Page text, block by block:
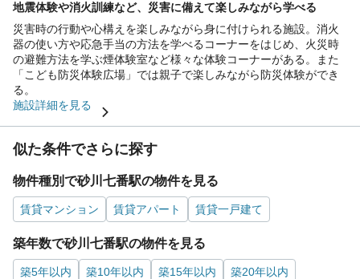
地震体験や消火訓練など、災害に備えて楽しみながら学べる
災害時の行動や心構えを楽しみながら身に付けられる施設。消火
器の使い方や応急手当の方法を学べるコーナーをはじめ、火災時
の避難方法を学ぶ煙体験室など様々な体験コーナーがある。また
「こども防災体験広場」では親子で楽しみながら防災体験ができ
る。
施設詳細を見る
似た条件でさらに探す
物件種別で砂川七番駅の物件を見る
賃貸マンション 賃貸アパート 賃貸一戸建て
築年数で砂川七番駅の物件を見る
築5年以内 築10年以内 築15年以内
築20年以内